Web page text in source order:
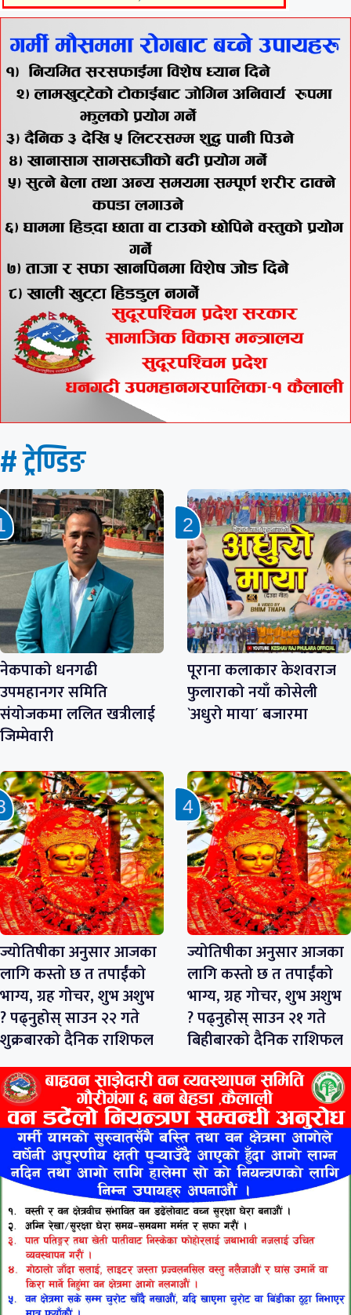
# ट्रेण्डिङ
नेकपाको धनगढी
उपमहानगर समिति
संयोजकमा ललित खत्रीलाई
जिम्मेवारी
पूराना कलाकार केशवराज
फुलाराको नयाँ कोसेली
`अधुरो माया´ बजारमा
ज्योतिषीका अनुसार आजका
लागि कस्तो छ त तपाईंको
भाग्य, ग्रह गोचर, शुभ अशुभ
? पढ्नुहोस् साउन २२ गते
शुक्रबारको दैनिक राशिफल
ज्योतिषीका अनुसार आजका
लागि कस्तो छ त तपाईंको
भाग्य, ग्रह गोचर, शुभ अशुभ
? पढ्नुहोस् साउन २१ गते
बिहीबारको दैनिक राशिफल